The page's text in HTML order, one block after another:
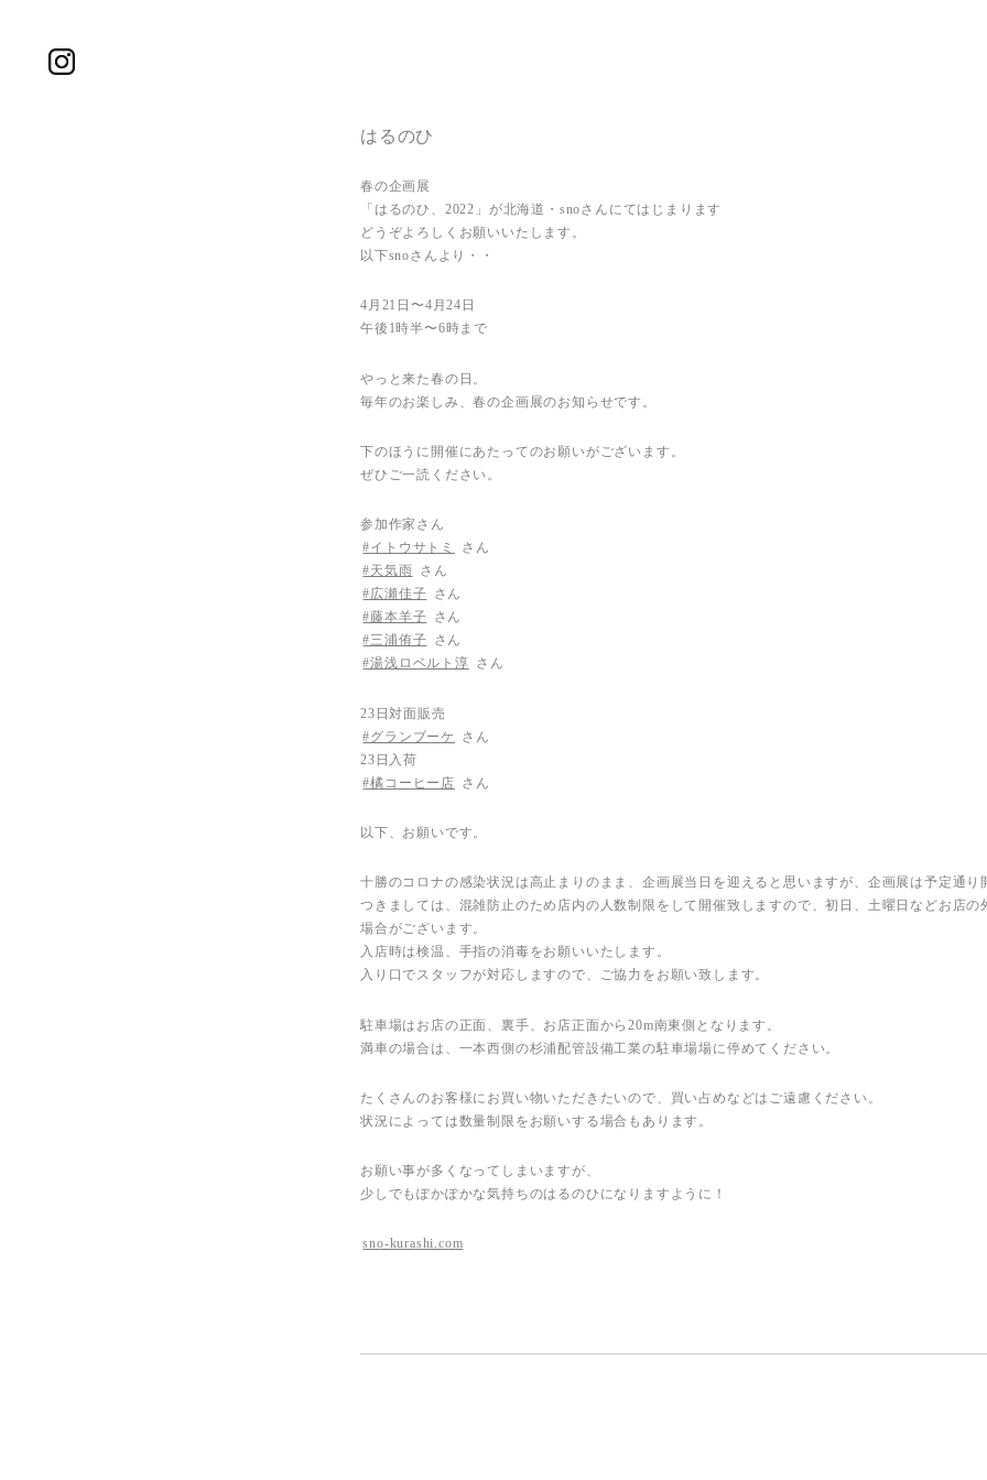
はるのひ
春の企画展
「はるのひ、2022」が北海道・snoさんにてはじまります
どうぞよろしくお願いいたします。
以下snoさんより・・
4月21日〜4月24日
午後1時半〜6時まで
やっと来た春の日。
毎年のお楽しみ、春の企画展のお知らせです。
下のほうに開催にあたってのお願いがございます。
ぜひご一読ください。
参加作家さん
#イトウサトミ
さん
#天気雨 さん
#広瀬佳子 さん
#藤本羊子 さん
#三浦侑子 さん
#湯浅ロベルト淳 さん
23日対面販売
#グランブーケ
さん
23日入荷
#橘コーヒー店 さん
以下、お願いです。
十勝のコロナの感染状況は高止まりのまま、企画展当日を迎えると思いますが、企画展は予定通り
つきましては、混雑防止のため店内の人数制限をして開催致しますので、初日、土曜日などお店の
場合がございます。
入店時は検温、手指の消毒をお願いいたします。
入り口でスタッフが対応しますので、ご協力をお願い致します。
駐車場はお店の正面、裏手、お店正面から20m南東側となります。
満車の場合は、一本西側の杉浦配管設備工業の駐車場場に停めてください。
たくさんのお客様にお買い物いただきたいので、買い占めなどはご遠慮ください。
状況によっては数量制限をお願いする場合もあります。
お願い事が多くなってしまいますが、
少しでもぽかぽかな気持ちのはるのひになりますように！
sno-kurashi.com